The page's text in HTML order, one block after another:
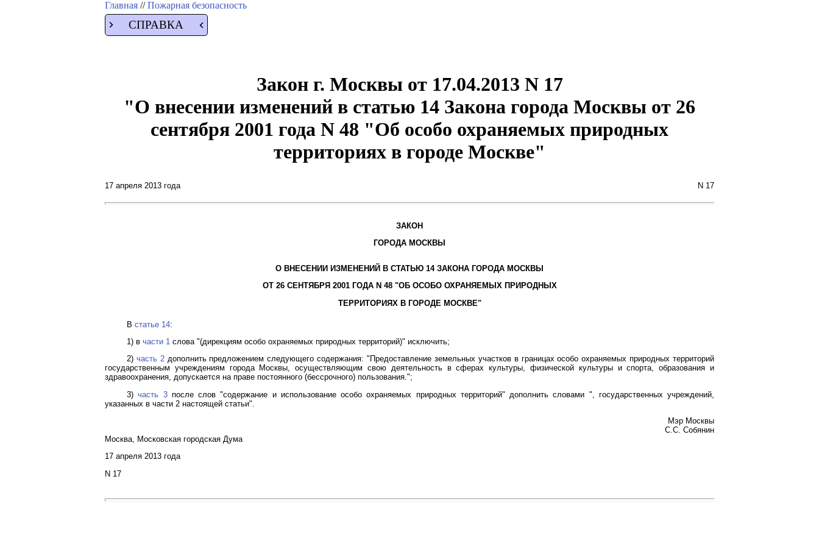
Главная //Пожарная безопасность
СПРАВКА
Закон г. Москвы от 17.04.2013 N 17
"О внесении изменений в статью 14 Закона города Москвы от 26
сентября 2001 года N 48 "Об особо охраняемых природных
территориях в городе Москве"
17 апреля 2013 года N 17
ЗАКОН
ГОРОДА МОСКВЫ
О ВНЕСЕНИИ ИЗМЕНЕНИЙ В СТАТЬЮ 14 ЗАКОНА ГОРОДА МОСКВЫ
ОТ 26 СЕНТЯБРЯ 2001 ГОДА N 48 "ОБ ОСОБО ОХРАНЯЕМЫХ ПРИРОДНЫХ
ТЕРРИТОРИЯХ В ГОРОДЕ МОСКВЕ"
В статье 14:
1) в части 1 слова "(дирекциям особо охраняемых природных территорий)" исключить;
2) часть 2дополнить предложением следующего содержания: "Предоставление земельных участков в границах особо охраняемых природных территорий
государственным учреждениям города Москвы, осуществляющим свою деятельность в сферах культуры, физической культуры и спорта, образования и
здравоохранения, допускается на праве постоянного (бессрочного) пользования.";
3)часть 3после слов "содержание и использование особо охраняемых природных территорий" дополнить словами ", государственных учреждений,
указанных в части 2 настоящей статьи".
Мэр Москвы
С.С. Собянин
Москва, Московская городская Дума
17 апреля 2013 года
N 17